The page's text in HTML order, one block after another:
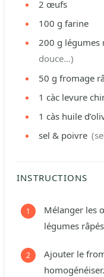
2 œufs
100 g farine
200 g légumes
douce...)
50 g fromage
1 càc levure
1 càs huile
sel & poivre
INSTRUCTIONS
Mélanger les
légumes
Ajouter le
homogénéiser.